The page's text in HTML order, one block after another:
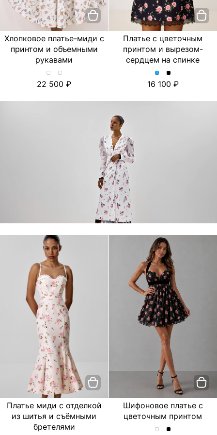
Хлопковое платье-миди с
принтом и объемными
рукавами
Хлопковое
платье-
с
Хлопковое
платье-
с
22 500
Платье с цветочным
принтом и вырезом-
сердцем на спинке
Платье
с
принтом
Платье
с
принтом
16 100
Платье миди с отделкой
из шитья и съёмными
бретелями
Шифоновое платье с
цветочным принтом
Шифоновое
Шифоновое